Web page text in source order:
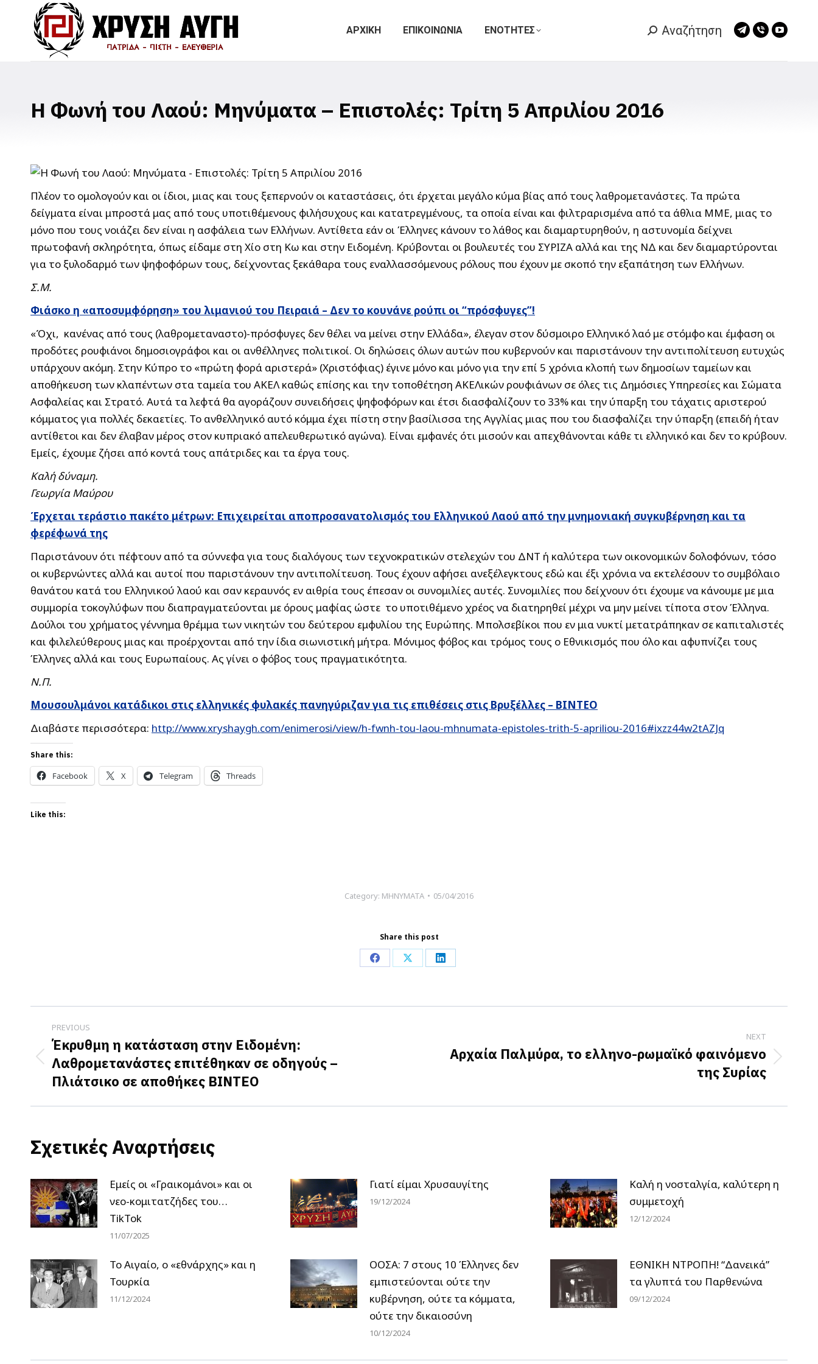
ΑΡΧΙΚΗ ΕΠΙΚΟΙΝΩΝΙΑ ΕΝΟΤΗΤΕΣ Search:
Αναζήτηση
Telegram
Viber
Η Φωνή του Λαού: Μηνύματα – Επιστολές: Τρίτη 5 Απριλίου 2016
Πλέον το ομολογούν και οι ίδιοι, μιας και τους ξεπερνούν οι καταστάσεις, ότι έρχεται μεγάλο κύμα βίας από τους λαθρομετανάστες. Τα πρώτα
δείγματα είναι μπροστά μας από τους υποτιθέμενους φιλήσυχους και κατατρεγμένους, τα οποία είναι και φιλτραρισμένα από τα άθλια ΜΜΕ, μιας το
μόνο που τους νοιάζει δεν είναι η ασφάλεια των Ελλήνων. Αντίθετα εάν οι Έλληνες κάνουν το λάθος και διαμαρτυρηθούν, η αστυνομία δείχνει
πρωτοφανή σκληρότητα, όπως είδαμε στη Χίο στη Κω και στην Ειδομένη. Κρύβονται οι βουλευτές του ΣΥΡΙΖΑ αλλά και της ΝΔ και δεν διαμαρτύρονται
για το ξυλοδαρμό των ψηφοφόρων τους, δείχνοντας ξεκάθαρα τους εναλλασσόμενους ρόλους που έχουν με σκοπό την εξαπάτηση των Ελλήνων.
Σ.Μ.
Φιάσκο η «αποσυμφόρηση» του λιμανιού του Πειραιά – Δεν το κουνάνε ρούπι οι “πρόσφυγες”!
«Όχι, κανένας από τους (λαθρομεταναστο)-πρόσφυγες δεν θέλει να μείνει στην Ελλάδα», έλεγαν στον δύσμοιρο Ελληνικό λαό με στόμφο και έμφαση οι
προδότες ρουφιάνοι δημοσιογράφοι και οι ανθέλληνες πολιτικοί. Οι δηλώσεις όλων αυτών που κυβερνούν και παριστάνουν την αντιπολίτευση ευτυχώς
υπάρχουν ακόμη. Στην Κύπρο το «πρώτη φορά αριστερά» (Χριστόφιας) έγινε μόνο και μόνο για την επί 5 χρόνια κλοπή των δημοσίων ταμείων και
αποθήκευση των κλαπέντων στα ταμεία του ΑΚΕΛ καθώς επίσης και την τοποθέτηση ΑΚΕΛικών ρουφιάνων σε όλες τις Δημόσιες Υπηρεσίες και Σώματα
Ασφαλείας και Στρατό. Αυτά τα λεφτά θα αγοράζουν συνειδήσεις ψηφοφόρων και έτσι διασφαλίζουν το 33% και την ύπαρξη του τάχατις αριστερού
κόμματος για πολλές δεκαετίες. Το ανθελληνικό αυτό κόμμα έχει πίστη στην βασίλισσα της Αγγλίας μιας που του διασφαλίζει την ύπαρξη (επειδή ήταν
αντίθετοι και δεν έλαβαν μέρος στον κυπριακό απελευθερωτικό αγώνα). Είναι εμφανές ότι μισούν και απεχθάνονται κάθε τι ελληνικό και δεν το κρύβουν.
Εμείς, έχουμε ζήσει από κοντά τους απάτριδες και τα έργα τους.
Καλή δύναμη.
Γεωργία Μαύρου
Έρχεται τεράστιο πακέτο μέτρων: Επιχειρείται αποπροσανατολισμός του Ελληνικού Λαού από την μνημονιακή συγκυβέρνηση και τα
φερέφωνά της
Παριστάνουν ότι πέφτουν από τα σύννεφα για τους διαλόγους των τεχνοκρατικών στελεχών του ΔΝΤ ή καλύτερα των οικονομικών δολοφόνων, τόσο
οι κυβερνώντες αλλά και αυτοί που παριστάνουν την αντιπολίτευση. Τους έχουν αφήσει ανεξέλεγκτους εδώ και έξι χρόνια να εκτελέσουν το συμβόλαιο
θανάτου κατά του Ελληνικού λαού και σαν κεραυνός εν αιθρία τους έπεσαν οι συνομιλίες αυτές. Συνομιλίες που δείχνουν ότι έχουμε να κάνουμε με μια
συμμορία τοκογλύφων που διαπραγματεύονται με όρους μαφίας ώστε το υποτιθέμενο χρέος να διατηρηθεί μέχρι να μην μείνει τίποτα στον Έλληνα.
Δούλοι του χρήματος γέννημα θρέμμα των νικητών του δεύτερου εμφυλίου της Ευρώπης. Μπολσεβίκοι που εν μια νυκτί μετατράπηκαν σε καπιταλιστές
και φιλελεύθερους μιας και προέρχονται από την ίδια σιωνιστική μήτρα. Μόνιμος φόβος και τρόμος τους ο Εθνικισμός που όλο και αφυπνίζει τους
Έλληνες αλλά και τους Ευρωπαίους. Ας γίνει ο φόβος τους πραγματικότητα.
Ν.Π.
Μουσουλμάνοι κατάδικοι στις ελληνικές φυλακές πανηγύριζαν για τις επιθέσεις στις Βρυξέλλες – ΒΙΝΤΕΟ
Διαβάστε περισσότερα: http://www.xryshaygh.com/enimerosi/view/h-fwnh-tou-laou-mhnumata-epistoles-trith-5-apriliou-2016#ixzz44w2tAZJq
Share this:
Facebook X Telegram Threads
Like this:
Category: ΜΗΝΥΜΑΤΑ 05/04/2016
Share this post
Share
Facebook
Share
X
Share
LinkedIn
Post
navigation
PREVIOUS
Previous
post:
Έκρυθμη η κατάσταση στην Ειδομένη:
Λαθρομετανάστες επιτέθηκαν σε οδηγούς –
Πλιάτσικο σε αποθήκες ΒΙΝΤΕΟ
NEXT
Next
Αρχαία Παλμύρα, το ελληνο-ρωμαϊκό φαινόμενο
της Συρίας
Σχετικές Αναρτήσεις
Εμείς οι «Γραικομάνοι» και οι
νεο-κομιτατζήδες του…
TikTok
11/07/2025
Γιατί είμαι Χρυσαυγίτης
19/12/2024
Καλή η νοσταλγία, καλύτερη η
συμμετοχή
12/12/2024
Το Αιγαίο, ο «εθνάρχης» και η
Τουρκία
11/12/2024
ΟΟΣΑ: 7 στους 10 Έλληνες δεν
εμπιστεύονται ούτε την
κυβέρνηση, ούτε τα κόμματα,
ούτε την δικαιοσύνη
10/12/2024
ΕΘΝΙΚΗ ΝΤΡΟΠΗ! “Δανεικά”
τα γλυπτά του Παρθενώνα
09/12/2024